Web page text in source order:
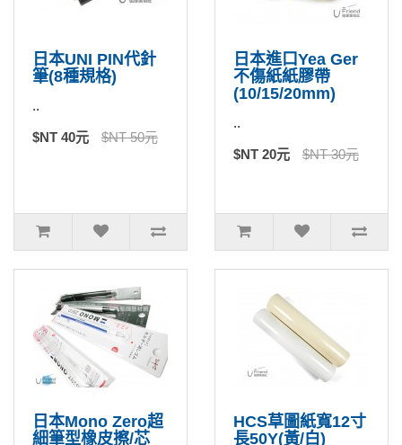
日本UNI PIN代針
筆(8種規格)
..
$NT 40元 $NT 50元
日本進口Yea Ger
不傷紙紙膠帶
(10/15/20mm)
..
$NT 20元 $NT 30元
日本Mono Zero超
細筆型橡皮擦/芯
HCS草圖紙寬12寸
長50Y(黃/白)